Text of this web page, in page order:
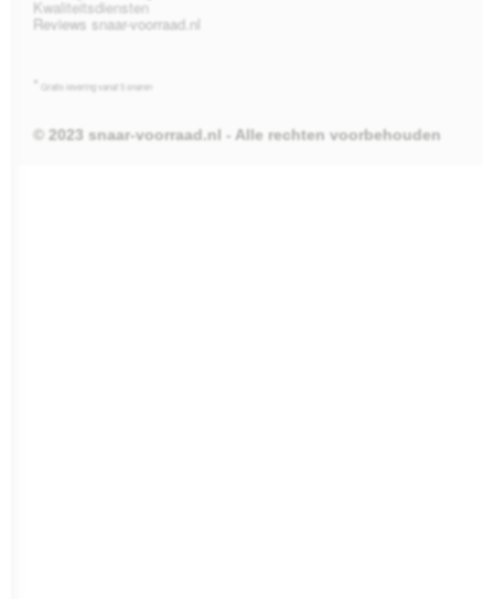
Kwaliteitsdiensten
Reviews snaar-voorraad.nl
* Gratis levering vanaf 5 snaren
© 2023 snaar-voorraad.nl - Alle rechten voorbehouden